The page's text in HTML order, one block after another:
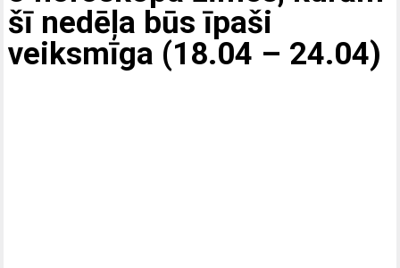
šī nedēļa būs īpaši
veiksmīga (18.04 – 24.04)